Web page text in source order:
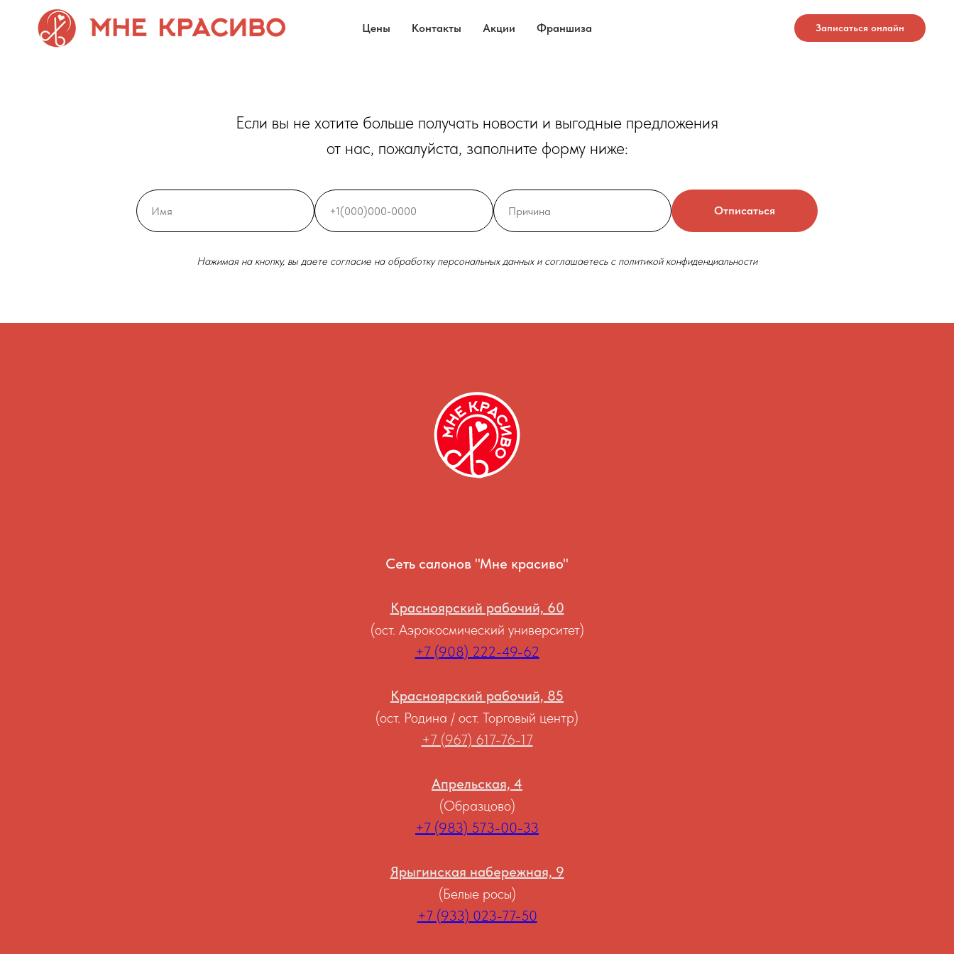
Цены Контакты Акции Франшиза Записаться онлайн
Если вы не хотите больше получать новости и выгодные предложения
от нас, пожалуйста, заполните форму ниже:
Отписаться
Нажимая на кнопку, вы даете согласие на обработку персональных данных и соглашаетесь c политикой конфиденциальности
Сеть салонов "Мне красиво"
Красноярский рабочий, 60
(ост. Аэрокосмический университет)
+7 (908) 222-49-62
Красноярский рабочий, 85
(ост. Родина / ост. Торговый центр)
+7 (967) 617-76-17
Апрельская, 4
(Образцово)
+7 (983) 573-00-33
Ярыгинская набережная, 9
(Белые росы)
+7 (933) 023-77-50